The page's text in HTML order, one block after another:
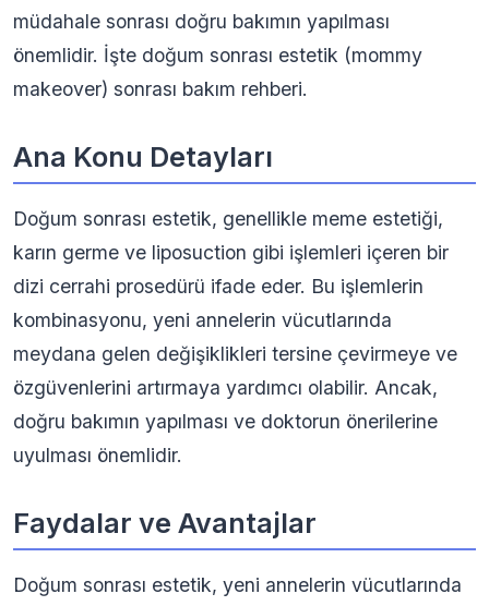
müdahale sonrası doğru bakımın yapılması
önemlidir. İşte doğum sonrası estetik (mommy
makeover) sonrası bakım rehberi.
Ana Konu Detayları
Doğum sonrası estetik, genellikle meme estetiği,
karın germe ve liposuction gibi işlemleri içeren bir
dizi cerrahi prosedürü ifade eder. Bu işlemlerin
kombinasyonu, yeni annelerin vücutlarında
meydana gelen değişiklikleri tersine çevirmeye ve
özgüvenlerini artırmaya yardımcı olabilir. Ancak,
doğru bakımın yapılması ve doktorun önerilerine
uyulması önemlidir.
Faydalar ve Avantajlar
Doğum sonrası estetik, yeni annelerin vücutlarında